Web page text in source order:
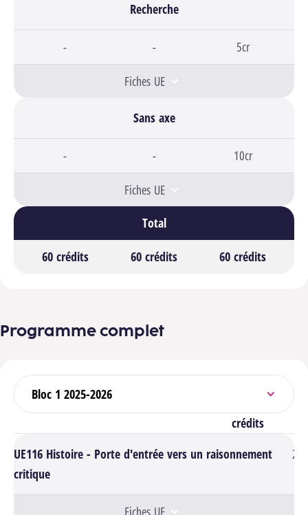
Recherche
Bloc 1,
- Bloc 2,
- Bloc 3,
5cr
Fiches UE
Sans axe
Bloc 1,
- Bloc 2,
- Bloc 3,
10cr
Fiches UE
Total
Bloc 1
60 crédits Bloc 2
60 crédits Bloc 3
60 crédits
Programme complet
Sélectionner un bloc
crédits
UE116 Histoire - Porte d'entrée vers un raisonnement
critique
2
Fiches UE